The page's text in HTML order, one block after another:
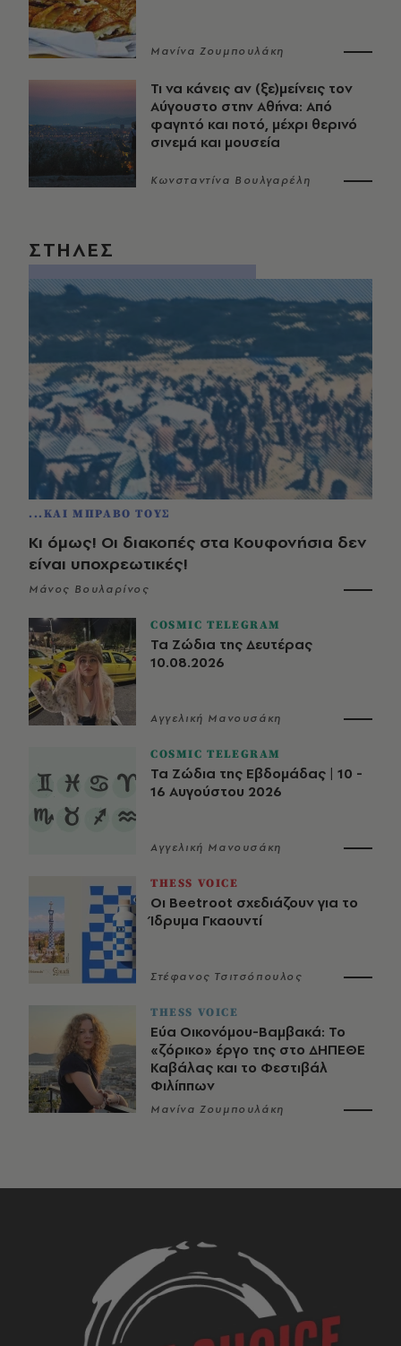
Μανίνα Ζουμπουλάκη
Τι να κάνεις αν (ξε)μείνεις τον
Αύγουστο στην Αθήνα: Από
φαγητό και ποτό, μέχρι θερινό
σινεμά και μουσεία
Κωνσταντίνα Βουλγαρέλη
ΣΤΗΛΕΣ
...ΚΑΙ ΜΠΡΑΒΟ ΤΟΥΣ
Κι όμως! Οι διακοπές στα Κουφονήσια δεν
είναι υποχρεωτικές!
Μάνος Βουλαρίνος
COSMIC TELEGRAM
Τα Ζώδια της Δευτέρας
10.08.2026
Αγγελική Μανουσάκη
COSMIC TELEGRAM
Τα Ζώδια της Εβδομάδας | 10 -
16 Αυγούστου 2026
Αγγελική Μανουσάκη
THESS VOICE
Οι Beetroot σχεδιάζουν για το
Ίδρυμα Γκαουντί
Στέφανος Τσιτσόπουλος
THESS VOICE
Εύα Οικονόμου-Βαμβακά: Το
«ζόρικο» έργο της στο ΔΗΠΕΘΕ
Καβάλας και το Φεστιβάλ
Φιλίππων
Μανίνα Ζουμπουλάκη